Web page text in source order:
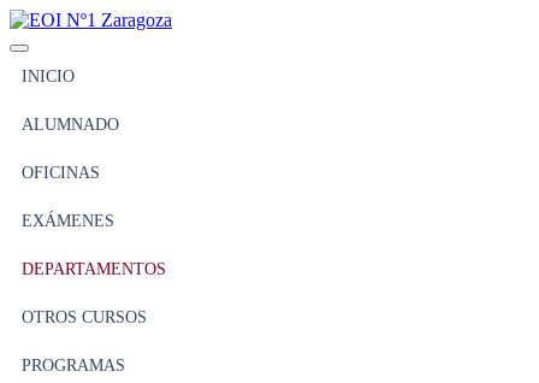
INICIO
ALUMNADO
OFICINAS
EXÁMENES
DEPARTAMENTOS
OTROS CURSOS
PROGRAMAS